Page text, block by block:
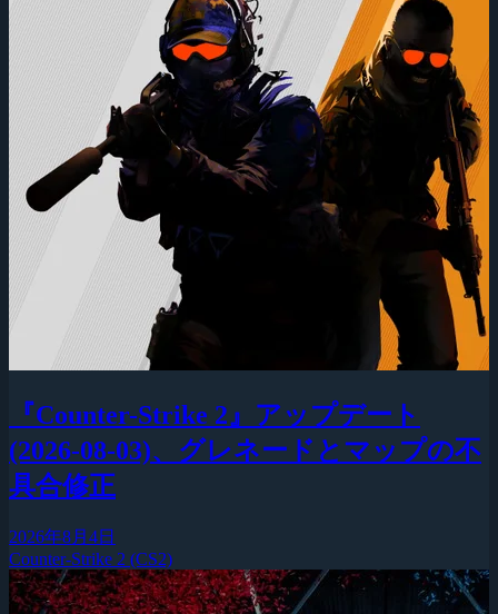
『Counter-Strike 2』アップデート
(2026-08-03)、グレネードとマップの不
具合修正
2026年8月4日
Counter-Strike 2 (CS2)